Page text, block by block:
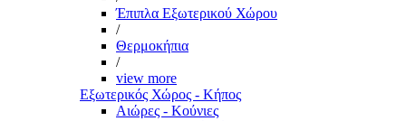
Έπιπλα Εξωτερικού Χώρου
/
Θερμοκήπια
/
view more
Εξωτερικός Χώρος - Κήπος
Αιώρες - Κούνιες